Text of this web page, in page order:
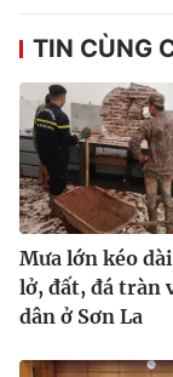
TIN CÙNG
Mưa lớn kéo
lở, đất, đá tràn
dân ở Sơn La